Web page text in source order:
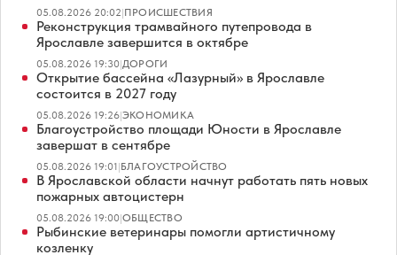
05.08.2026 20:02|ПРОИСШЕСТВИЯ
Реконструкция трамвайного путепровода в
Ярославле завершится в октябре
05.08.2026 19:30|ДОРОГИ
Открытие бассейна «Лазурный» в Ярославле
состоится в 2027 году
05.08.2026 19:26|ЭКОНОМИКА
Благоустройство площади Юности в Ярославле
завершат в сентябре
05.08.2026 19:01|БЛАГОУСТРОЙСТВО
В Ярославской области начнут работать пять новых
пожарных автоцистерн
05.08.2026 19:00|ОБЩЕСТВО
Рыбинские ветеринары помогли артистичному
козленку